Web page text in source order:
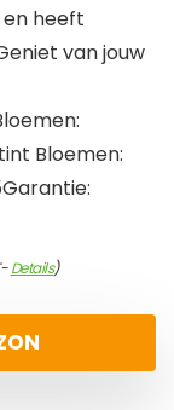
heeft
van jouw
Bloemen:
Details)